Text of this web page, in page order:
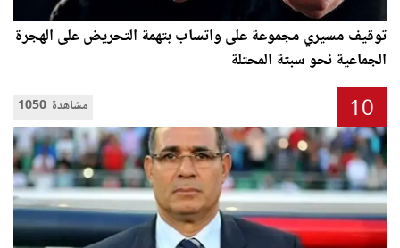
توقيف مسيري مجموعة على واتساب بتهمة التحريض على الهجرة
الجماعية نحو سبتة المحتلة
1050 مشاهدة 10